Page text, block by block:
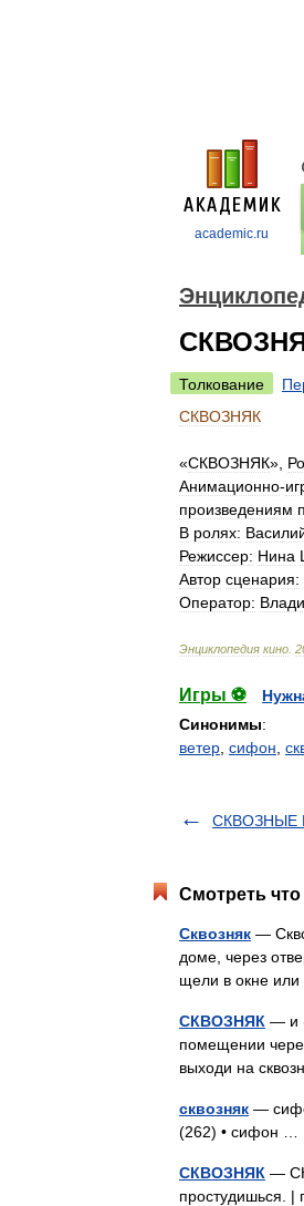
academic.ru
Толкование
СКВОЗНЯК
«СКВОЗНЯК»,
Анимационно-
произведениям
В ролях:
Режиссер: Нина
Автор сценария:
Оператор:
Энциклопедия кино
Игры ⚽
Синонимы:
ветер сифон
СКВОЗНЫЕ
Смотреть
Сквозняк —
доме, через
щели в окне
СКВОЗНЯК — и
помещении
выходи на
сквозняк —
(262) • сифон …
СКВОЗНЯК —
простудишься.